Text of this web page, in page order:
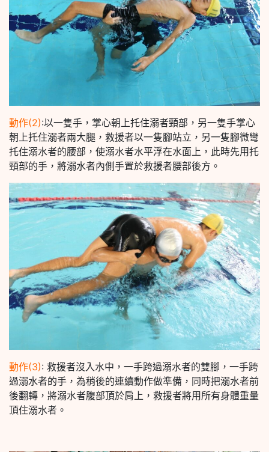
動作(2):以一隻手，掌心朝上托住溺者頸部，另一隻手掌心
朝上托住溺者兩大腿，救援者以一隻腳站立，另一隻腳微彎
托住溺水者的腰部，使溺水者水平浮在水面上，此時先用托
頸部的手，將溺水者內側手置於救援者腰部後方。
動作(3): 救援者沒入水中，一手跨過溺水者的雙腳，一手跨
過溺水者的手，為稍後的連續動作做準備，同時把溺水者前
後翻轉，將溺水者腹部頂於肩上，救援者將用所有身體重量
頂住溺水者。